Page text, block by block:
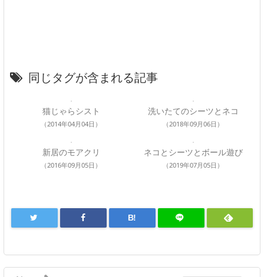
同じタグが含まれる記事
猫じゃらシスト
（2014年04月04日）
洗いたてのシーツとネコ
（2018年09月06日）
新居のモアクリ
（2016年09月05日）
ネコとシーツとボール遊び
（2019年07月05日）
B!